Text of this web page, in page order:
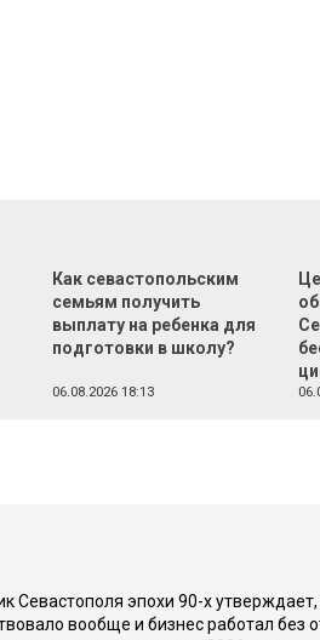
Как севастопольским
семьям получить
выплату на ребенка для
подготовки в школу?
06.08.2026 18:13
Севастополя эпохи 90-х утверждает,
вообще и бизнес работал без